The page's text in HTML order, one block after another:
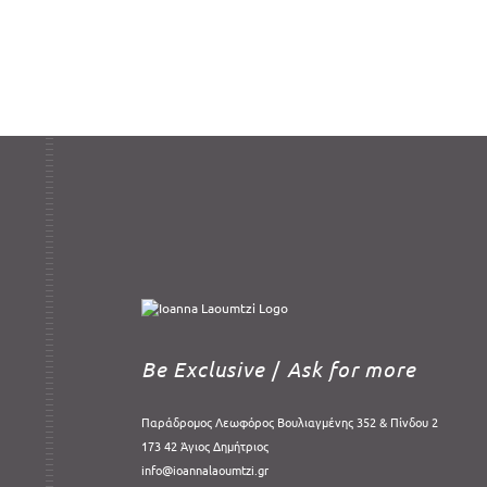
Be Exclusive / Ask for more
Παράδρομος Λεωφόρος Βουλιαγμένης 352 & Πίνδου 2
173 42 Άγιος Δημήτριος
info@ioannalaoumtzi.gr